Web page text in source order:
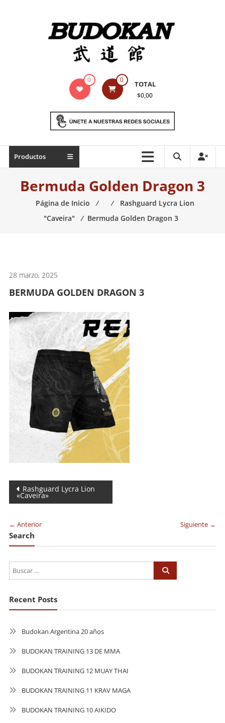
Indumentaria
marciales
Todo
necesario
para
0 0 TOTAL
$0,00
Productos
Bermuda Golden Dragon 3
Página de Inicio ⁄ ⁄
Rashguard Lycra Lion
"Caveira"
⁄ Bermuda Golden Dragon 3
28 marzo, 2025
BERMUDA GOLDEN DRAGON 3
Navegación
de
entradas
Rashguard Lycra Lion
«Caveira»
← Anterior Siguiente →
Search
Recent Posts
Budokan Argentina 20 años
BUDOKAN TRAINING 13 DE MMA
BUDOKAN TRAINING 12 MUAY THAI
BUDOKAN TRAINING 11 KRAV MAGA
BUDOKAN TRAINING 10 AIKIDO